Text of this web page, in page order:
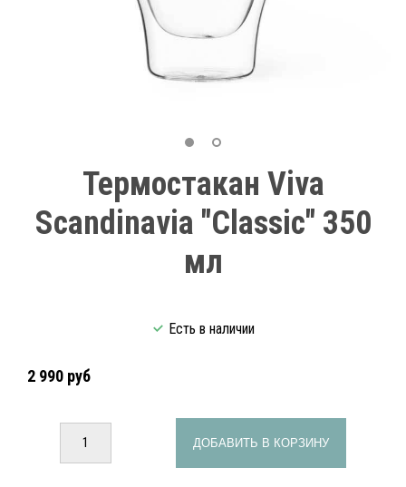
Термостакан Viva
Scandinavia "Classic" 350
мл
Есть в наличии
2 990 руб
ДОБАВИТЬ В КОРЗИНУ